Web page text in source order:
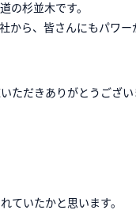
の杉並木です。
から、皆さんにもパワー
ただきありがとうござい
ていたかと思います。